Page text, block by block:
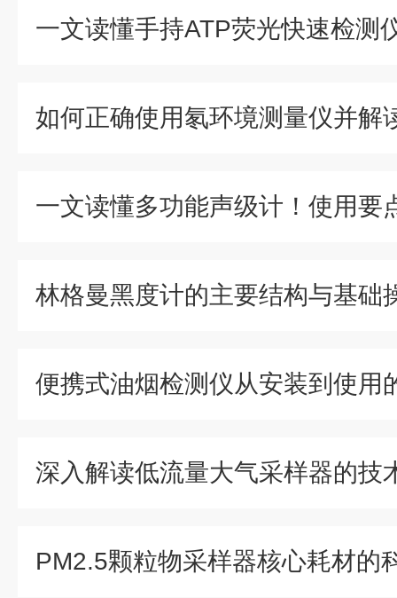
如何正确使用氡环境测量仪并解
林格曼黑度计的主要结构与基础
深入解读低流量大气采样器的技